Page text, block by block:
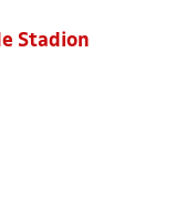
Stadion